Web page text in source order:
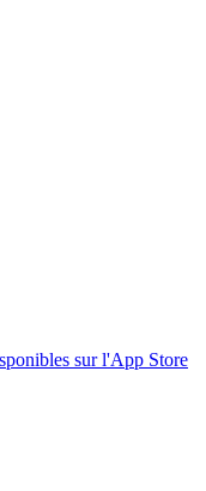
sur l'App Store